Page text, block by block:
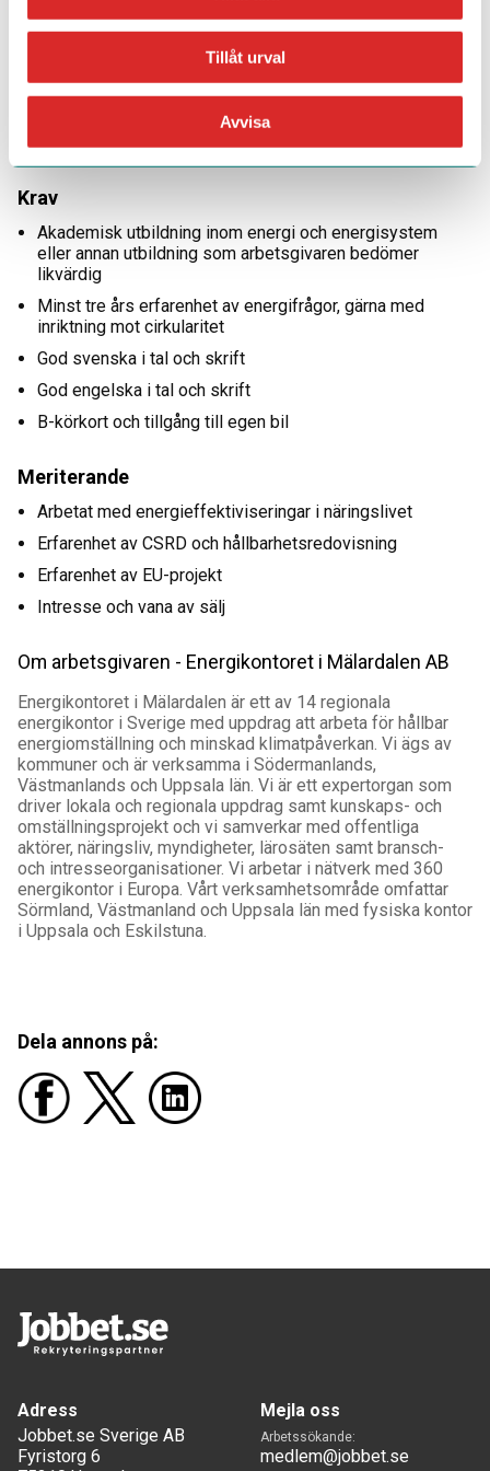
Tillåt urval
Avvisa
Frågor om rekryteringsprocessen besvaras av
rekryteringskonsult på Jobbet.se, Matilda Festin på 072-
0503217 eller via växeln på 018-110112.
välkommen med din ansökan redan idag!
Krav
Akademisk utbildning inom energi och energisystem
eller annan utbildning som arbetsgivaren bedömer
likvärdig
Minst tre års erfarenhet av energifrågor, gärna med
inriktning mot cirkularitet
God svenska i tal och skrift
God engelska i tal och skrift
B-körkort och tillgång till egen bil
Meriterande
Arbetat med energieffektiviseringar i näringslivet
Erfarenhet av CSRD och hållbarhetsredovisning
Erfarenhet av EU-projekt
Intresse och vana av sälj
Om arbetsgivaren - Energikontoret i Mälardalen AB
Energikontoret i Mälardalen är ett av 14 regionala
energikontor i Sverige med uppdrag att arbeta för hållbar
energiomställning och minskad klimatpåverkan. Vi ägs av
kommuner och är verksamma i Södermanlands,
Västmanlands och Uppsala län. Vi är ett expertorgan som
driver lokala och regionala uppdrag samt kunskaps- och
omställningsprojekt och vi samverkar med offentliga
aktörer, näringsliv, myndigheter, lärosäten samt bransch-
och intresseorganisationer. Vi arbetar i nätverk med 360
energikontor i Europa. Vårt verksamhetsområde omfattar
Sörmland, Västmanland och Uppsala län med fysiska kontor
i Uppsala och Eskilstuna.
Dela annons på:
Adress
Jobbet.se Sverige AB
Fyristorg 6
Mejla oss
Arbetssökande:
medlem@jobbet.se